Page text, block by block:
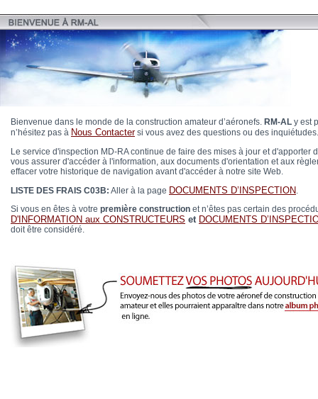
Bienvenue dans le monde de la construction amateur d’aéronefs. RM-AL y est
n’hésitez pas à Nous Contactersi vous avez des questions ou des inquiétudes.
Le service d'inspection MD-RA continue de faire des mises à jour et d'apporter
vous assurer d'accéder à l'information, aux documents d'orientation et aux
effacer votre historique de navigation avant d'accéder à notre site Web.
LISTE DES FRAIS C03B: Aller à la page DOCUMENTS D’INSPECTION.
Si vous en êtes à votre première construction et n’êtes pas certain des
D'INFORMATION aux CONSTRUCTEURS et DOCUMENTS
doit être considéré.